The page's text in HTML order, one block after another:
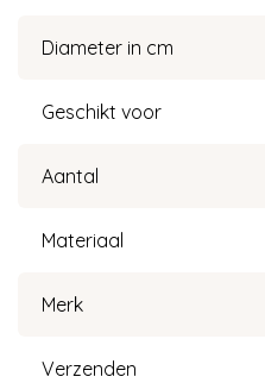
Diameter in cm
Geschikt voor
Aantal
Materiaal
Merk
Verzenden